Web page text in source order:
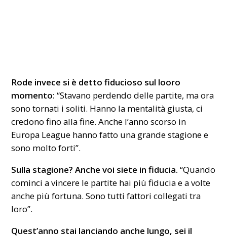
Rode invece si è detto fiducioso sul looro
momento: “Stavano perdendo delle partite, ma ora
sono tornati i soliti. Hanno la mentalità giusta, ci
credono fino alla fine. Anche l’anno scorso in
Europa League hanno fatto una grande stagione e
sono molto forti”.
Sulla stagione? Anche voi siete in fiducia.“Quando
cominci a vincere le partite hai più fiducia e a volte
anche più fortuna. Sono tutti fattori collegati tra
loro”.
Quest’anno stai lanciando anche lungo, sei il